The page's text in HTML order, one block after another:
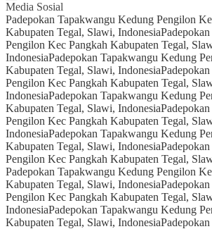
Media Sosial
Padepokan Tapakwangu Kedung Pengilon
Kabupaten Tegal, Slawi, Indonesia
Pengilon Kec Pangkah Kabupaten Tegal,
IndonesiaPadepokan Tapakwangu Kedung
Kabupaten Tegal, Slawi, Indonesia
Pengilon Kec Pangkah Kabupaten Tegal,
IndonesiaPadepokan Tapakwangu Kedung
Kabupaten Tegal, Slawi, Indonesia
Pengilon Kec Pangkah Kabupaten Tegal,
IndonesiaPadepokan Tapakwangu Kedung
Kabupaten Tegal, Slawi, Indonesia
Pengilon Kec Pangkah Kabupaten Tegal,
Padepokan Tapakwangu Kedung Pengilon
Kabupaten Tegal, Slawi, Indonesia
Pengilon Kec Pangkah Kabupaten Tegal,
IndonesiaPadepokan Tapakwangu Kedung
Kabupaten Tegal, Slawi, Indonesia